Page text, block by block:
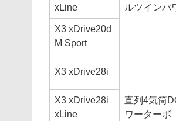
ルツインパ
xLine
X3 xDrive20d
M Sport
X3 xDrive28i
直列4気筒
ワーターボ
X3 xDrive28i
xLine